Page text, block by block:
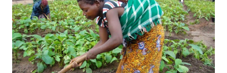
atribuídas, segundo João (VIII: 57-59), deixam muito claro:
“Em verdade, em verdade, vos digo: antes que Abraão
existisse, EU SOU.” Re...